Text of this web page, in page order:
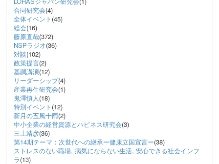
合同研究会(4)
全体イベント (45)
総会(16)
藤原直哉(372)
NSPラジオ(36)
対談(102)
政策提言(2)
基調講演(12)
リーダーシップ(4)
産業再生研究会(1)
鬼澤慎人(18)
特別イベント (12)
新月の五風十雨(2)
中小企業の経営資源とハピネス研究会(3)
三上靖彦(36)
第14期テーマ：次世代への継承ー健康立国宣言ー(38)
ストレスのない職場, 病気にならない生活, 安心できる社会インフ
ラ(13)